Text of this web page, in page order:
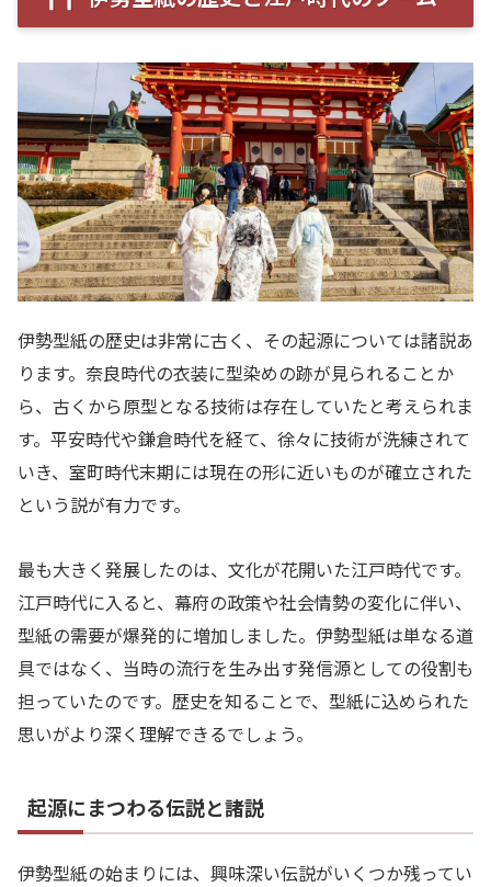
伊勢型紙の歴史は非常に古く、その起源については諸説あ
ります。奈良時代の衣装に型染めの跡が見られることか
ら、古くから原型となる技術は存在していたと考えられま
す。平安時代や鎌倉時代を経て、徐々に技術が洗練されて
いき、室町時代末期には現在の形に近いものが確立された
という説が有力です。
最も大きく発展したのは、文化が花開いた江戸時代です。
江戸時代に入ると、幕府の政策や社会情勢の変化に伴い、
型紙の需要が爆発的に増加しました。伊勢型紙は単なる道
具ではなく、当時の流行を生み出す発信源としての役割も
担っていたのです。歴史を知ることで、型紙に込められた
思いがより深く理解できるでしょう。
起源にまつわる伝説と諸説
伊勢型紙の始まりには、興味深い伝説がいくつか残ってい